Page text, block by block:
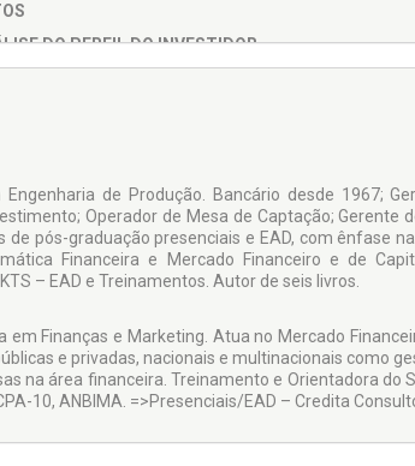
DO PERFIL DO INVESTIDOR
VGBL PGBL
desdobramentos em tópicos, itens e
e tópicos abordados.
e cooperativas de crédito que mantêm o
comercialização de produtos de investimentos.
em videoaulas gravadas no site do SIMEAD
integrante desta obra.
e valor de inscrição acesse o site:
de Produção. Bancário desde 1967;
Operador de Mesa de Captação; Gerente
pós-graduação presenciais e EAD, com ênfase
Fi­nanceira e Mercado Financeiro e de
– EAD e Treinamentos. Autor de seis livros.
em Finanças e Marketing. Atua no Mercado
e privadas, nacionais e multinacionais como
na área financei­ra. Treinamento e Orientadora do
10, ANBIMA. =>Presenciais/EAD – Credita